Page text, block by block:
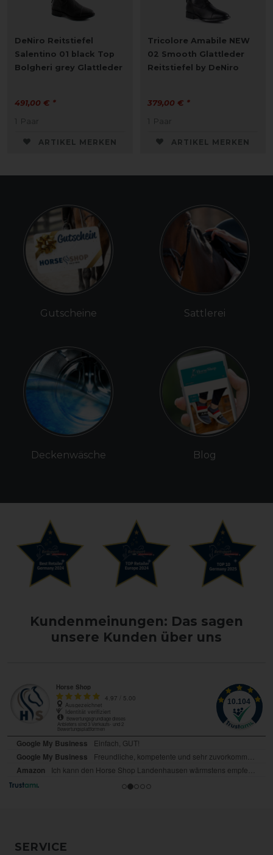
DeNiro Reitstiefel
Salentino 01 black Top
Bolgheri grey Glattleder
491,00 € *
1 Paar
ARTIKEL MERKEN
Tricolore Amabile NEW
02 Smooth Glattleder
Reitstiefel by DeNiro
379,00 € *
1 Paar
ARTIKEL MERKEN
Gutscheine
Deckenwäsche
Sattlerei
Blog
Kundenmeinungen: Das sagen
unsere Kunden über uns
SERVICE